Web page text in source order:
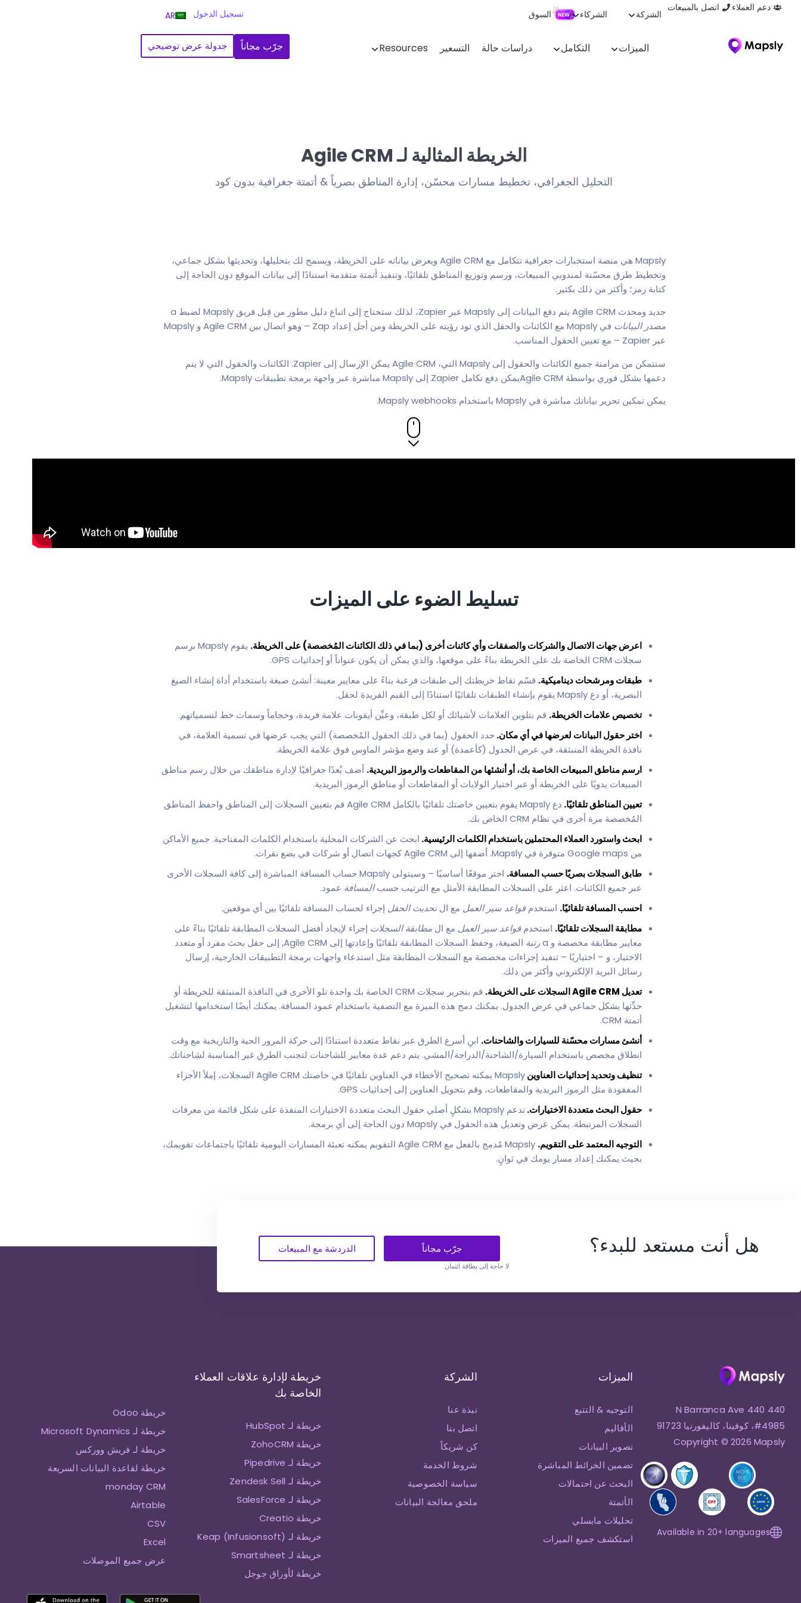
دعم العملاء اتصل بالمبيعات
الشركة الشركاء السوق تسجيل الدخول AR
الميزات التكامل دراسات حالة التسعير Resources جرّب مجاناً جدولة عرض توضيحي
الخريطة المثالية لـ Agile CRM
التحليل الجغرافي، تخطيط مسارات محسّن، إدارة المناطق بصرياً & أتمتة جغرافية بدون كود
Mapsly هي منصة استخبارات جغرافية تتكامل مع Agile CRM ويعرض بياناته على الخريطة، ويسمح لك بتحليلها، وتحديثها بشكل جماعي،
وتخطيط طرق محسّنة لمندوبي المبيعات، ورسم وتوزيع المناطق تلقائيًا، وتنفيذ أتمتة متقدمة استنادًا إلى بيانات الموقع دون الحاجة إلى
كتابة رمز؛ وأكثر من ذلك بكثير.
جديد ومحدث Agile CRM يتم دفع البيانات إلى Mapsly عبر Zapier، لذلك ستحتاج إلى اتباع دليل مطور من قِبل فريق Mapsly لضبط a
مصدر البيانات
في Mapsly مع الكائنات والحقل الذي تود رؤيته على الخريطة ومن أجل إعداد Zap – وهو اتصال بين Agile CRM و Mapsly
عبر Zapier – مع تعيين الحقول المناسب.
ستتمكن من مزامنة جميع الكائنات والحقول إلى Mapsly التي، Agile CRM يمكن الإرسال إلى Zapier. الكائنات والحقول التي لا يتم
دعمها بشكل فوري بواسطة Agile CRMيمكن دفع تكامل Zapier إلى Mapsly مباشرة عبر واجهة برمجة تطبيقات Mapsly.
يمكن تمكين تحرير بياناتك مباشرة في Mapsly باستخدام Mapsly webhooks.
تسليط الضوء على الميزات
اعرض جهات الاتصال والشركات والصفقات وأي كائنات أخرى (بما في ذلك الكائنات المُخصصة) على الخريطة.
يقوم Mapsly برسم
سجلات CRM الخاصة بك على الخريطة بناءً على موقعها، والذي يمكن أن يكون عنواناً أو إحداثيات GPS.
طبقات ومرشحات ديناميكية. قسّم نقاط خريطتك إلى طبقات فرعية بناءً على معايير معينة: أنشئ صيغة باستخدام أداة إنشاء الصيغ
البصرية، أو دع Mapsly يقوم بإنشاء الطبقات تلقائيًا استنادًا إلى القيم الفريدة لحقل.
تخصيص علامات الخريطة. قم بتلوين العلامات لأشيائك أو لكل طبقة، وعيِّن أيقونات علامة فريدة، وحجاماً وسمات خط لتسمياتهم.
اختر حقول البيانات لعرضها في أي مكان. حدد الحقول (بما في ذلك الحقول المُخصصة) التي يجب عرضها في تسمية العلامة، في
نافذة الخريطة المنبثقة، في عرض الجدول (كأعمدة) أو عند وضع مؤشر الماوس فوق علامة الخريطة.
ارسم مناطق المبيعات الخاصة بك، أو أنشئها من المقاطعات والرموز البريدية. أضف بُعدًا جغرافيًا لإدارة مناطقك من خلال رسم مناطق
المبيعات يدويًا على الخريطة أو عبر اختيار الولايات أو المقاطعات أو مناطق الرموز البريدية.
تعيين المناطق تلقائيًا.
دع Mapsly يقوم بتعيين خاصتك تلقائيًا بالكامل Agile CRM قم بتعيين السجلات إلى المناطق واحفظ المناطق
المُخصصة مرة أخرى في نظام CRM الخاص بك.
ابحث واستورد العملاء المحتملين باستخدام الكلمات الرئيسية. ابحث عن الشركات المحلية باستخدام الكلمات المفتاحية. جميع الأماكن
من Google maps متوفرة في Mapsly. أضفها إلى Agile CRM كجهات اتصال أو شركات في بضع نقرات.
طابق السجلات بصريًا حسب المسافة.
اختر موقعًا أساسيًا – وسيتولى Mapsly حساب المسافة المباشرة إلى كافة السجلات الأخرى
عبر جميع الكائنات. اعثر على السجلات المطابقة الأمثل مع الترتيب حسبالمسافة عمود.
احسب المسافة تلقائيًا. استخدمقواعد سير العمل مع التحديث الحقل إجراء لحساب المسافة تلقائيًا بين أي موقعين.
مطابقة السجلات تلقائيًا. استخدمقواعد سير العمل مع ال مطابقة السجلات إجراء لإيجاد أفضل السجلات المطابقة تلقائيًا بناءً على
معايير مطابقة مخصصة و a
رتبة
الصيغة، وحفظ السجلات المطابقة تلقائيًا وإعادتها إلى Agile CRM, إلى حقل بحث مفرد أو متعدد
الاختيار، و – اختياريًا – تنفيذ إجراءات مخصصة مع السجلات المطابقة مثل استدعاء واجهات برمجة التطبيقات الخارجية، إرسال
رسائل البريد الإلكتروني وأكثر من ذلك.
تعديل Agile CRM السجلات على الخريطة.
قم بتحرير سجلات CRM الخاصة بك واحدة تلو الأخرى في النافذة المنبثقة للخريطة أو
حدِّثها بشكل جماعي في عرض الجدول. يمكنك دمج هذه الميزة مع التصفية باستخدام عمود المسافة. يمكنك أيضًا استخدامها لتشغيل
أتمتة CRM.
أنشئ مسارات محسّنة للسيارات والشاحنات. ابنِ أسرع الطرق عبر نقاط متعددة استنادًا إلى حركة المرور الحية والتاريخية مع وقت
انطلاق مخصص باستخدام السيارة/الشاحنة/الدراجة/المشي. يتم دعم عدة معايير للشاحنات لتجنب الطرق غير المناسبة لشاحناتك.
تنظيف وتحديد إحداثيات العناوين
Mapsly يمكنه تصحيح الأخطاء في العناوين تلقائيًا في خاصتك Agile CRM السجلات، إملأ الأجزاء
المفقودة مثل الرموز البريدية والمقاطعات، وقم بتحويل العناوين إلى إحداثيات GPS.
حقول البحث متعددة الاختيارات.
تدعم Mapsly بشكلٍ أصلي حقول البحث متعددة الاختيارات المنفذة على شكل قائمة من معرفات
السجلات المرتبطة. يمكن عرض وتعديل هذه الحقول في Mapsly دون الحاجة إلى أي برمجة.
التوجيه المعتمد على التقويم.
Mapsly مُدمج بالفعل مع Agile CRM التقويم يمكنه تعبئة المسارات اليومية تلقائيًا باجتماعات تقويمك،
بحيث يمكنك إعداد مسار يومك في ثوانٍ.
هل أنت مستعد للبدء؟ جرّب مجاناً الدردشة مع المبيعات
لا حاجة إلى بطاقة ائتمان
440 N Barranca Ave 440
#4985، كوفينا، كاليفورنيا 91723
Copyright © 2026 Mapsly
Available in 20+ languages
الميزات
التوجيه & التتبع
الأقاليم
تصوير البيانات
تضمين الخرائط المباشرة
البحث عن احتمالات
الأتمتة
تحليلات مابسلي
استكشف جميع الميزات
الشركة
نبذة عنا
اتصل بنا
كن شريكاً
شروط الخدمة
سياسة الخصوصية
ملحق معالجة البيانات
خريطة لإدارة علاقات العملاء
الخاصة بك
خريطة لـ HubSpot
خريطة ZohoCRM
خريطة لـ Pipedrive
خريطة لـ Zendesk Sell
خريطة لـ SalesForce
خريطة Creatio
خريطة لـ Keap (Infusionsoft)
خريطة لـ Smartsheet
خريطة لأوراق جوجل
خريطة Odoo
خريطة لـ Microsoft Dynamics
خريطة لـ فريش ووركس
خريطة لقاعدة البيانات السريعة
monday CRM
Airtable
CSV
Excel
عرض جميع الموصلات